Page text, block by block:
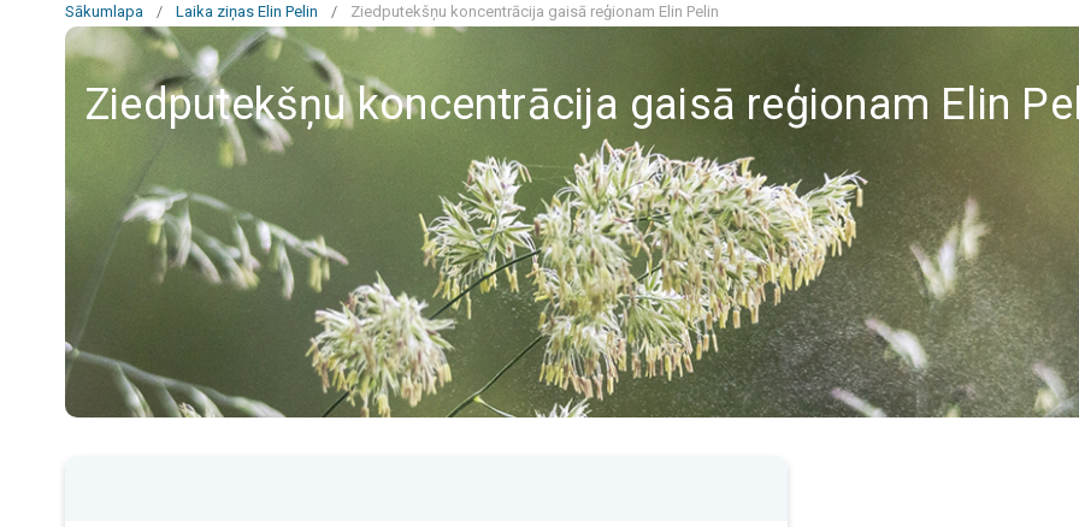
Sākumlapa / Laika ziņas Elin Pelin / Ziedputekšņu koncentrācija gaisā reģionam Elin Pelin
Ziedputekšņu koncentrācija gaisā reģionam Elin